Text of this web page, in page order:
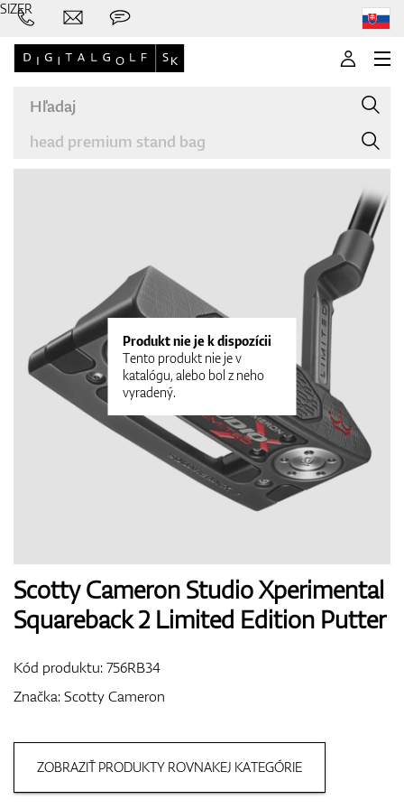
Palice
Oblečenie
Topánky
Bagy
Produkt nie je k dispozícii
Tento produkt nie je v
katalógu, alebo bol z neho
vyradený.
Scotty Cameron Studio Xperimental
Squareback 2 Limited Edition Putter
Kód produktu:756RB34
Značka:Scotty Cameron
ZOBRAZIŤ PRODUKTY ROVNAKEJ KATEGÓRIE
SIZER